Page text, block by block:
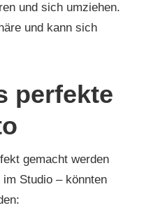
und sich umziehen.
und kann sich
perfekte
gemacht werden
Studio – könnten